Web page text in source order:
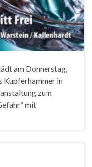
am Donnerstag,
Kupferhammer in
zum
mit